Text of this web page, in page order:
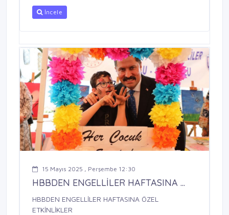
İncele
15 Mayıs 2025 , Perşembe 12:30
HBBDEN ENGELLİLER HAFTASINA ...
HBBDEN ENGELLİLER HAFTASINA ÖZEL
ETKİNLİKLER